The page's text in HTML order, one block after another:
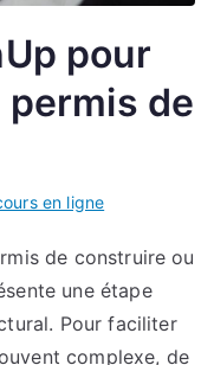
pour
de
en ligne
de construire ou
une étape
Pour faciliter
complexe, de